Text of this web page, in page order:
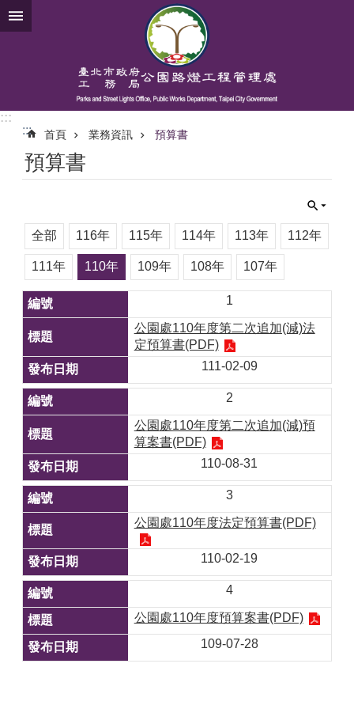
跳到主要內容區塊
:::
:::
首頁 業務資訊 預算書
預算書
全部 116年 115年 114年 113年 112年
111年 110年 109年 108年 107年
1
公園處110年度第二次追加(減)法
定預算書(PDF)
111-02-09
2
公園處110年度第二次追加(減)預
算案書(PDF)
110-08-31
3
公園處110年度法定預算書(PDF)
110-02-19
4
公園處110年度預算案書(PDF)
109-07-28